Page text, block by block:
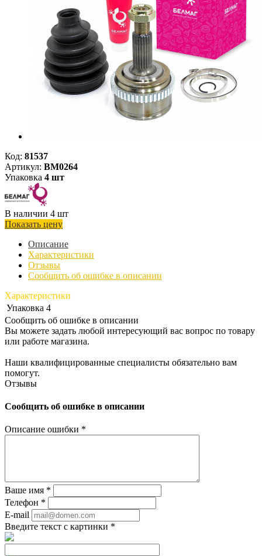
Код: 81537
Артикул: BM0264
Упаковка 4 шт
В наличии 4 шт
Показать цену
Описание
Характеристики
Отзывы
Сообщить об ошибке в описании
Характеристики
Упаковка 4
Сообщить об ошибке в описании
Вы можете задать любой интересующий вас вопрос по товару
или работе магазина.
Наши квалифицированные специалисты обязательно вам
помогут.
Отзывы
Сообщить об ошибке в описании
Описание ошибки *
Ваше имя *
Телефон *
E-mail
Введите текст с картинки *